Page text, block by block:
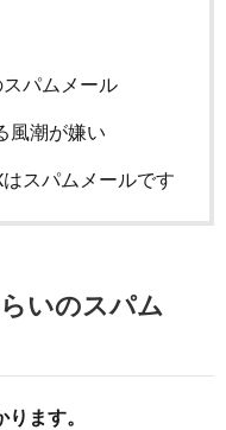
スパムメール
風潮が嫌い
スパムメールです
いのスパム
ます。